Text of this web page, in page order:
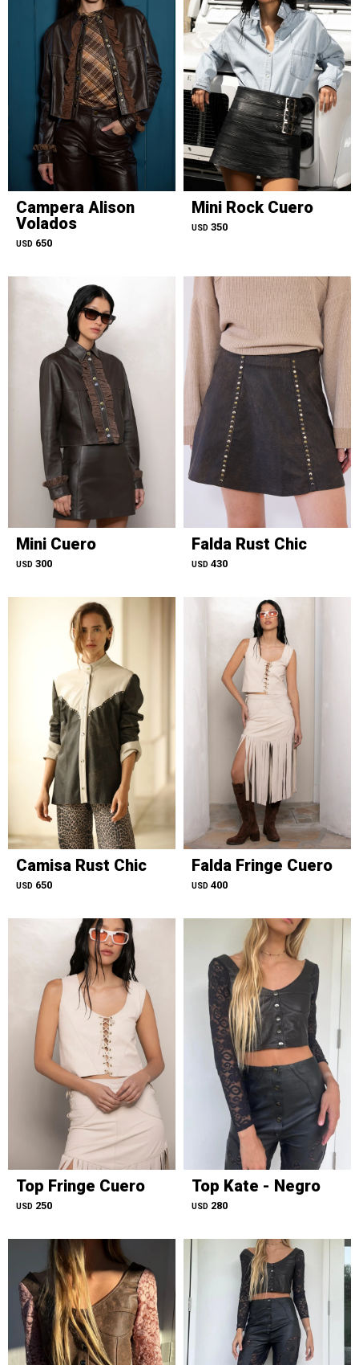
Campera Alison
Volados
USD 650
Mini Rock Cuero
USD 350
Mini Cuero
USD 300
Falda Rust Chic
USD 430
Camisa Rust Chic
USD 650
Falda Fringe Cuero
USD 400
Top Fringe Cuero
USD 250
Top Kate - Negro
USD 280